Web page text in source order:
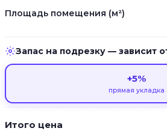
Площадь помещения (м²)
Запас на подрезку — зависит
+5%
прямая укладка
Итого цена